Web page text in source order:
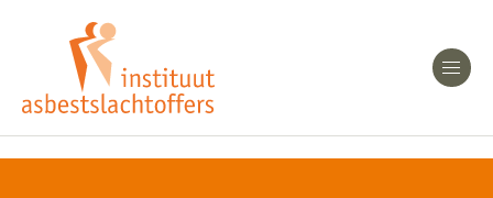
Heeft u Mesothelioom?
Heeft u Asbestose?